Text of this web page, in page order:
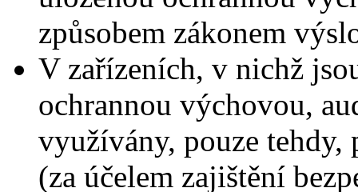
způsobem zákonem
V zařízeních, v nichž
ochrannou výchovou,
využívány, pouze
(za účelem zajištění